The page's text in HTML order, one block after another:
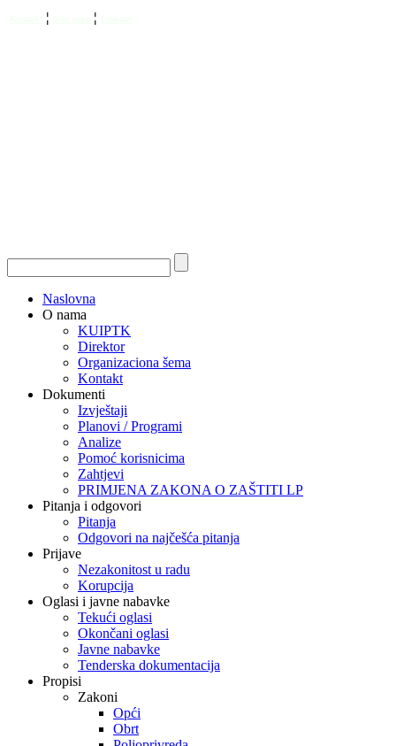
¦ ¦
Naslovna
O nama
KUIPTK
Direktor
Organizaciona šema
Kontakt
Dokumenti
Izvještaji
Planovi / Programi
Analize
Pomoć korisnicima
Zahtjevi
PRIMJENA ZAKONA O ZAŠTITI LP
Pitanja i odgovori
Pitanja
Odgovori na najčešća pitanja
Prijave
Nezakonitost u radu
Korupcija
Oglasi i javne nabavke
Tekući oglasi
Okončani oglasi
Javne nabavke
Tenderska dokumentacija
Propisi
Zakoni
Opći
Obrt